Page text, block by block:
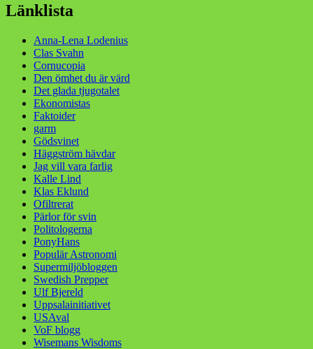
Länklista
Anna-Lena Lodenius
Clas Svahn
Cornucopia
Den ömhet du är värd
Det glada tjugotalet
Ekonomistas
Faktoider
garm
Gödsvinet
Häggström hävdar
Jag vill vara farlig
Kalle Lind
Klas Eklund
Ofiltrerat
Pärlor för svin
Politologerna
PonyHans
Populär Astronomi
Supermiljöbloggen
Swedish Prepper
Ulf Bjereld
Uppsalainitiativet
USAval
VoF blogg
Wisemans Wisdoms